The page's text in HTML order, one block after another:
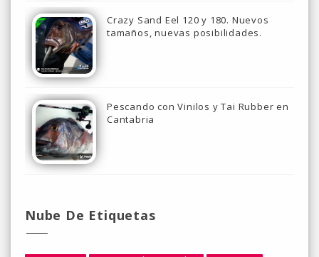
Crazy Sand Eel 120 y 180. Nuevos
tamaños, nuevas posibilidades.
Pescando con Vinilos y Tai Rubber en
Cantabria
Nube De Etiquetas